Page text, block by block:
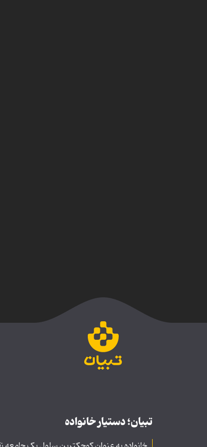
تبیان؛ دستیار خانواده